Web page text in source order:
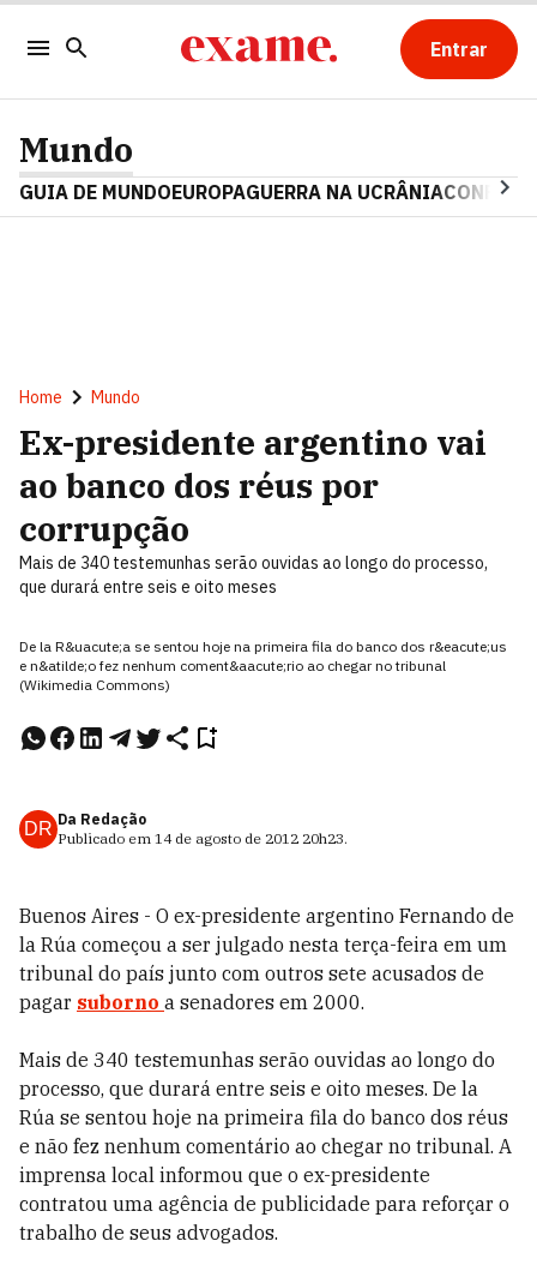
Entrar
Mundo
GUIA DE MUNDOEUROPAGUERRA NA UCRÂNIA
Home Mundo
Ex-presidente argentino vai
ao banco dos réus por
corrupção
Mais de 340 testemunhas serão ouvidas ao longo do processo,
que durará entre seis e oito meses
De la R&uacute;a se sentou hoje na primeira fila do banco dos r&eacute;us
e n&atilde;o fez nenhum coment&aacute;rio ao chegar no tribunal
(Wikimedia Commons)
DR Da Redação
Publicado em 14 de agosto de 2012 20h23.
Buenos Aires - O ex-presidente argentino Fernando de
la Rúa começou a ser julgado nesta terça-feira em um
tribunal do país junto com outros sete acusados de
pagar suborno a senadores em 2000.
Mais de 340 testemunhas serão ouvidas ao longo do
processo, que durará entre seis e oito meses. De la
Rúa se sentou hoje na primeira fila do banco dos réus
e não fez nenhum comentário ao chegar no tribunal. A
imprensa local informou que o ex-presidente
contratou uma agência de publicidade para reforçar o
trabalho de seus advogados.